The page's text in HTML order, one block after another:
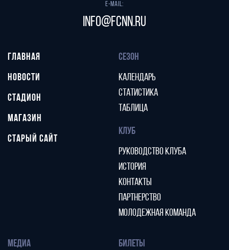
E-mail:
info@fcnn.ru
ГЛАВНАЯ
НОВОСТИ
СТАДИОН
МАГАЗИН
СТАРЫЙ САЙТ
СЕЗОН
КАЛЕНДАРЬ
СТАТИСТИКА
ТАБЛИЦА
КЛУБ
РУКОВОДСТВО КЛУБА
ИСТОРИЯ
КОНТАКТЫ
ПАРТНЕРСТВО
МОЛОДЕЖНАЯ КОМАНДА
МЕДИА
БИЛЕТЫ